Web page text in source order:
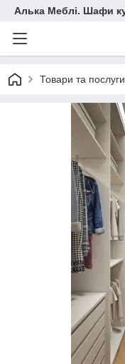
Алька Меблі. Шафи
Товари та послуги